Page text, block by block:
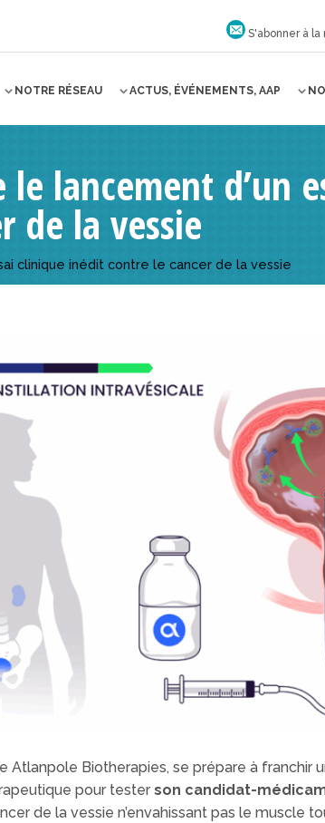
S'abonner à
NOTRE RÉSEAU ACTUS, ÉVÉNEMENTS, AAP
lancement d’un
de la vessie
clinique inédit contre le cancer de la vessie
Atlanpole Biotherapies, se prépare à franchir
pour tester son candidat-
de la vessie n’envahissant pas le muscle